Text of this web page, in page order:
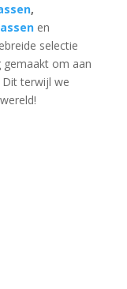
,
en
selectie
om aan
terwijl we